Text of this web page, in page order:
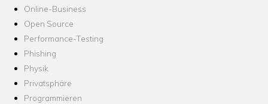
Online-Business
Open Source
Performance-Testing
Phishing
Physik
Privatsphäre
Programmieren